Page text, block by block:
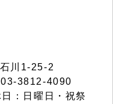
川1-25-2
3812-4090
：日曜日・祝祭